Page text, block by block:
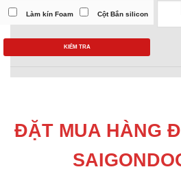
Làm kín Foam Cột Bắn silicon
KIỂM TRA
ĐẶT MUA HÀNG